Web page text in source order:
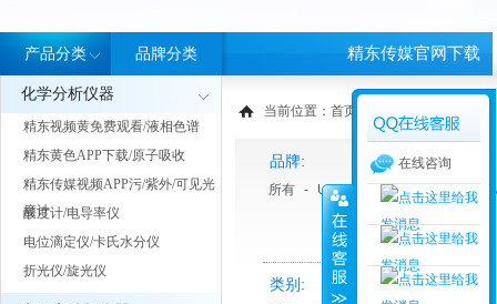
产品分类
化学分析仪器
精东视频黄免费观看/液相色谱
精东黄色APP下载/原子吸收
精东传媒视频APP污/紫外/可见光
度计
酸度计/电导率仪
电位滴定仪/卡氏水分仪
折光仪/旋光仪
品牌分类 精东传媒官网下载
APP首页
当前位置： 首页
品牌:
所有 - Unite 优纳特 - 上海科导 -
类别:
在线咨询